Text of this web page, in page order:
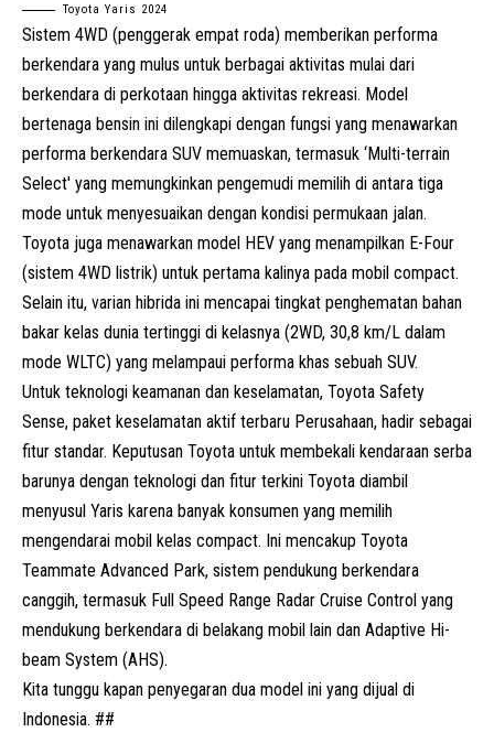
Toyota Yaris 2024
Sistem 4WD (penggerak empat roda) memberikan performa
berkendara yang mulus untuk berbagai aktivitas mulai dari
berkendara di perkotaan hingga aktivitas rekreasi. Model
bertenaga bensin ini dilengkapi dengan fungsi yang menawarkan
performa berkendara SUV memuaskan, termasuk ‘Multi-terrain
Select' yang memungkinkan pengemudi memilih di antara tiga
mode untuk menyesuaikan dengan kondisi permukaan jalan.
Toyota juga menawarkan model HEV yang menampilkan E-Four
(sistem 4WD listrik) untuk pertama kalinya pada mobil compact.
Selain itu, varian hibrida ini mencapai tingkat penghematan bahan
bakar kelas dunia tertinggi di kelasnya (2WD, 30,8 km/L dalam
mode WLTC) yang melampaui performa khas sebuah SUV.
Untuk teknologi keamanan dan keselamatan, Toyota Safety
Sense, paket keselamatan aktif terbaru Perusahaan, hadir sebagai
fitur standar. Keputusan Toyota untuk membekali kendaraan serba
barunya dengan teknologi dan fitur terkini Toyota diambil
menyusul Yaris karena banyak konsumen yang memilih
mengendarai mobil kelas compact. Ini mencakup Toyota
Teammate Advanced Park, sistem pendukung berkendara
canggih, termasuk Full Speed Range Radar Cruise Control yang
mendukung berkendara di belakang mobil lain dan Adaptive Hi-
beam System (AHS).
Kita tunggu kapan penyegaran dua model ini yang dijual di
Indonesia. ##